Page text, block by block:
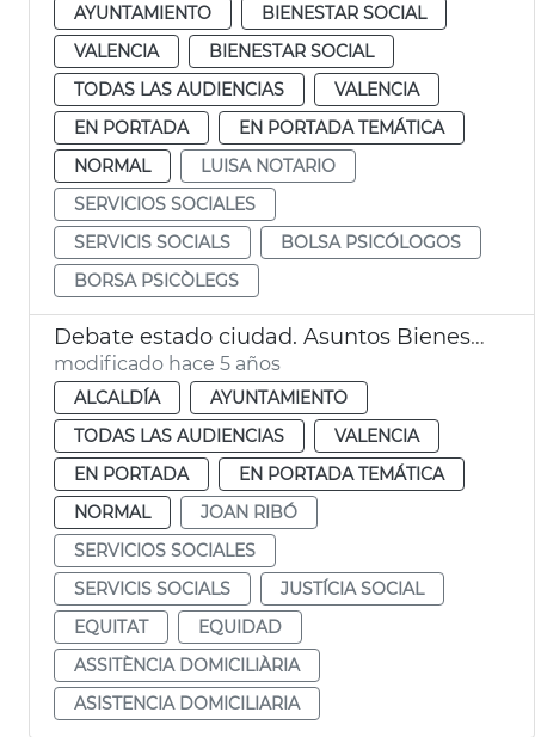
AYUNTAMIENTO
BIENESTAR SOCIAL
VALENCIA
BIENESTAR SOCIAL
TODAS LAS AUDIENCIAS
VALENCIA
EN PORTADA
EN PORTADA TEMÁTICA
NORMAL
LUISA NOTARIO
SERVICIOS SOCIALES
SERVICIS SOCIALS
BOLSA PSICÓLOGOS
BORSA PSICÒLEGS
Debate estado ciudad. Asuntos Bienestar Social
modificado hace 5 años
ALCALDÍA
AYUNTAMIENTO
TODAS LAS AUDIENCIAS
VALENCIA
EN PORTADA
EN PORTADA TEMÁTICA
NORMAL
JOAN RIBÓ
SERVICIOS SOCIALES
SERVICIS SOCIALS
JUSTÍCIA SOCIAL
EQUITAT
EQUIDAD
ASSITÈNCIA DOMICILIÀRIA
ASISTENCIA DOMICILIARIA